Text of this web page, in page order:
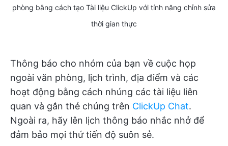
phòng bằng cách tạo Tài liệu ClickUp với tính năng chỉnh sửa
thời gian thực
Thông báo cho nhóm của bạn về cuộc họp
ngoài văn phòng, lịch trình, địa điểm và các
hoạt động bằng cách nhúng các tài liệu liên
quan và gắn thẻ chúng trên ClickUp Chat.
Ngoài ra, hãy lên lịch thông báo nhắc nhở để
đảm bảo mọi thứ tiến độ suôn sẻ.